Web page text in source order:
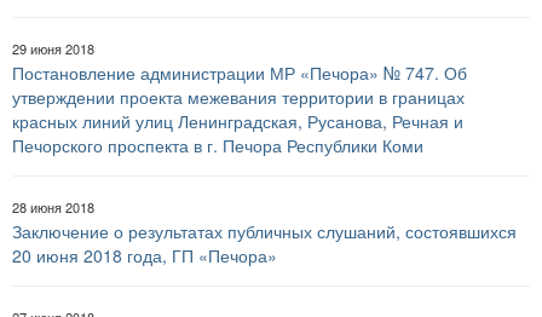
29 июня 2018
Постановление администрации МР «Печора» № 747. Об
утверждении проекта межевания территории в границах
красных линий улиц Ленинградская, Русанова, Речная и
Печорского проспекта в г. Печора Республики Коми
28 июня 2018
Заключение о результатах публичных слушаний, состоявшихся
20 июня 2018 года, ГП «Печора»